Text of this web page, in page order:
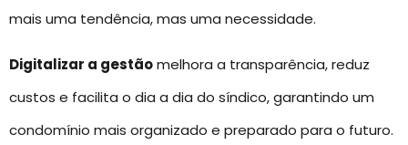
mais uma tendência, mas uma necessidade.
Digitalizar a gestãomelhora a transparência, reduz
custos e facilita o dia a dia do síndico, garantindo um
condomínio mais organizado e preparado para o futuro.